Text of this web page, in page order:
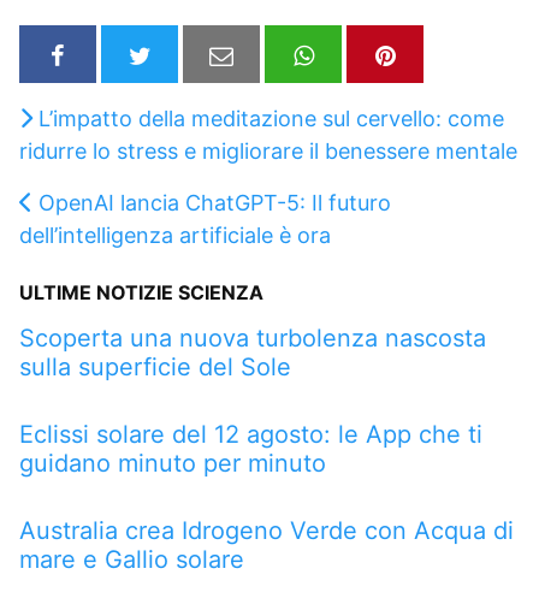
L’impatto della meditazione sul cervello: come
ridurre lo stress e migliorare il benessere mentale
OpenAI lancia ChatGPT-5: Il futuro
dell’intelligenza artificiale è ora
ULTIME NOTIZIE SCIENZA
Scoperta una nuova turbolenza nascosta
sulla superficie del Sole
Eclissi solare del 12 agosto: le App che ti
guidano minuto per minuto
Australia crea Idrogeno Verde con Acqua di
mare e Gallio solare